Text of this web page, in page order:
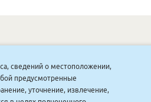
|
ООО
сведений о местоположении,
предусмотренные
уточнение, извлечение,